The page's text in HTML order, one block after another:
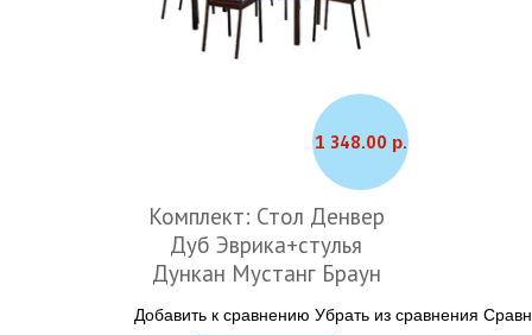
1 348.00 р.
Комплект: Стол Денвер
Дуб Эврика+стулья
Дункан Мустанг Браун
Добавить к сравнению Убрать из сравнения